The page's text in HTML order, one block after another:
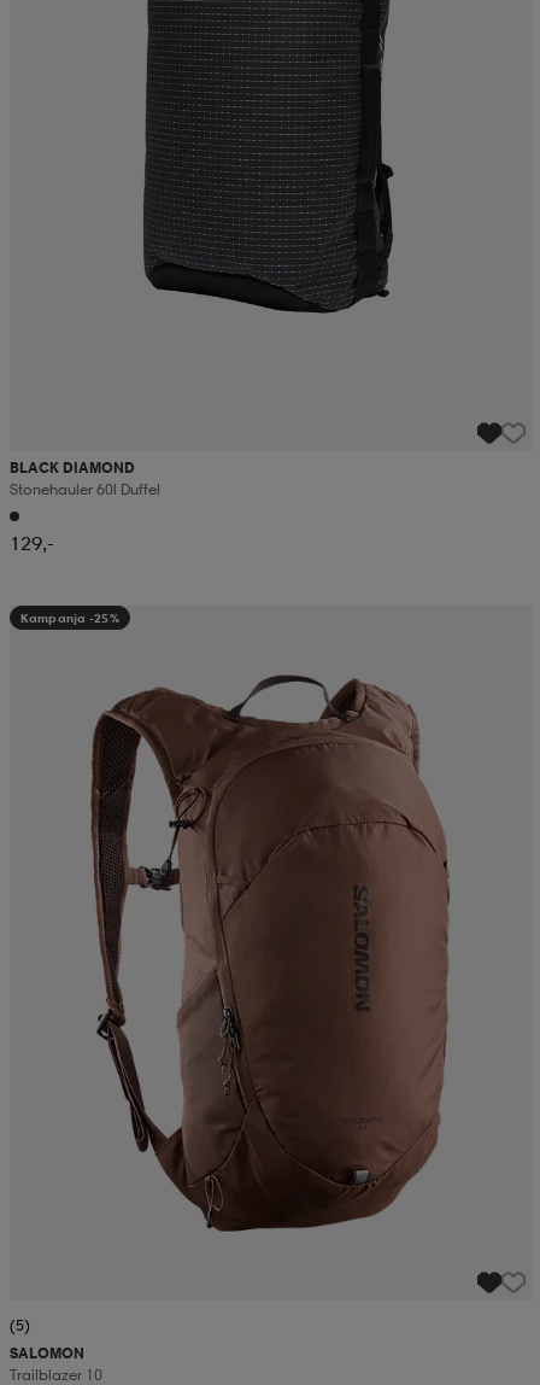
BLACK DIAMOND
Stonehauler 60l Duffel
129,-
Kampanja -25%
(5)
SALOMON
Trailblazer 10